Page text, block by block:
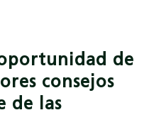
de
consejos
de las